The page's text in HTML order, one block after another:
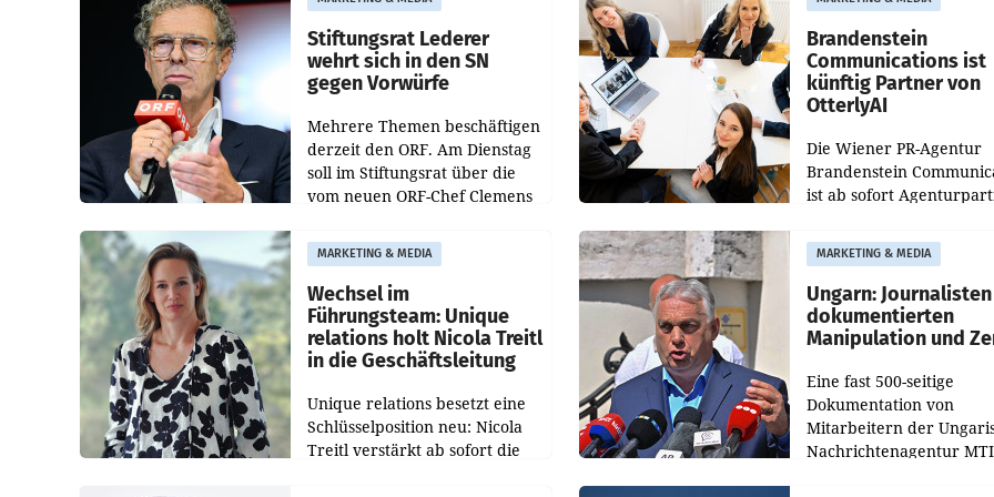
Bundeswettbewerbsbehörde
und der Bundeskartellanwalt
gegenüber Juli 2025
verdoppelte (+102
Stiftungsrat Lederer
wehrt sich in den SN
gegen Vorwürfe
Mehrere Themen beschäftigen
derzeit den ORF. Am Dienstag
soll im Stiftungsrat über die
vom neuen ORF-Chef Clemens
Besetzungen für die
Direktionen abgestimmt
werden.
Brandenstein
Communications ist
künftig Partner von
OtterlyAI
Die Wiener PR-Agentur
Brandenstein
ist ab sofort
Optimierungsplattform
OtterlyAI. Damit baut die
Agentur ihr
MARKETING & MEDIA
Wechsel im
Führungsteam: Unique
relations holt Nicola Treitl
in die Geschäftsleitung
Unique relations besetzt eine
Schlüsselposition neu: Nicola
Treitl verstärkt ab sofort die
MARKETING & MEDIA
Ungarn: Journalisten
dokumentierten
Manipulation und
Eine fast 500-seitige
Dokumentation von
Mitarbeitern der
Nachrichtenagentur